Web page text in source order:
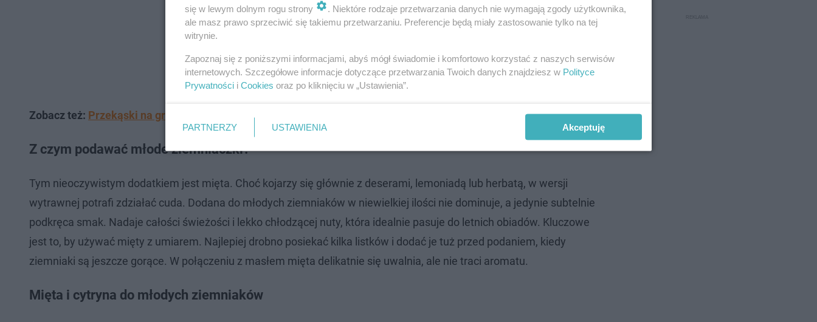
Zobacz też: Przekąski na grilla. Te proste dania robią furorę podczas letnich spotkań
Z czym podawać młode ziemniaczki?
Tym nieoczywistym dodatkiem jest mięta. Choć kojarzy się głównie z deserami, lemoniadą lub herbatą, w wersji
wytrawnej potrafi zdziałać cuda. Dodana do młodych ziemniaków w niewielkiej ilości nie dominuje, a jedynie subtelnie
podkręca smak. Nadaje całości świeżości i lekko chłodzącej nuty, która idealnie pasuje do letnich obiadów. Kluczowe
jest to, by używać mięty z umiarem. Najlepiej drobno posiekać kilka listków i dodać je tuż przed podaniem, kiedy
ziemniaki są jeszcze gorące. W połączeniu z masłem mięta delikatnie się uwalnia, ale nie traci aromatu.
Mięta i cytryna do młodych ziemniaków
się w lewym dolnym rogu strony
. Niektóre rodzaje przetwarzania danych nie wymagają zgody użytkownika,
ale masz prawo sprzeciwić się takiemu przetwarzaniu. Preferencje będą miały zastosowanie tylko na tej
witrynie.
Zapoznaj się z poniższymi informacjami, abyś mógł świadomie i komfortowo korzystać z naszych serwisów
internetowych. Szczegółowe informacje dotyczące przetwarzania Twoich danych znajdziesz w Polityce
Prywatności i Cookies oraz po kliknięciu w „Ustawienia”.
PARTNERZY USTAWIENIA Akceptuję